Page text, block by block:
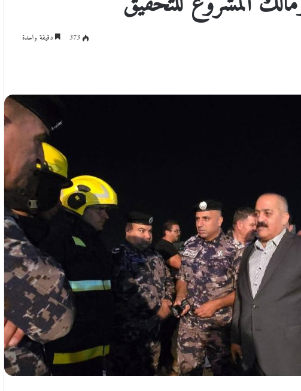
373 دقيقة واحدة